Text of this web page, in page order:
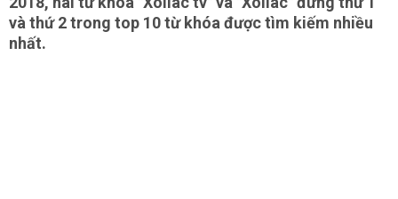
và thứ 2 trong top 10 từ khóa được tìm kiếm nhiều
nhất.